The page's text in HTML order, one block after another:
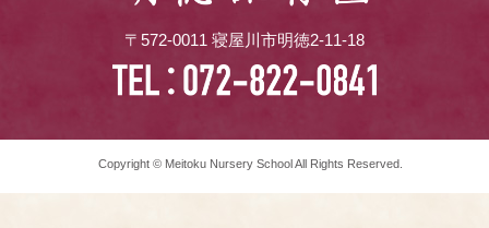
〒572-0011 寝屋川市明徳2-11-18
Copyright © Meitoku Nursery School All Rights Reserved.